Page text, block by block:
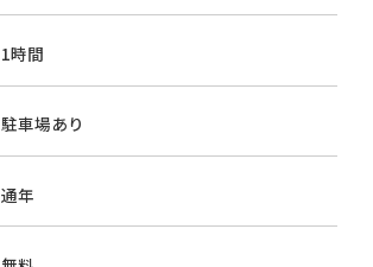
1時間
駐車場あり
通年